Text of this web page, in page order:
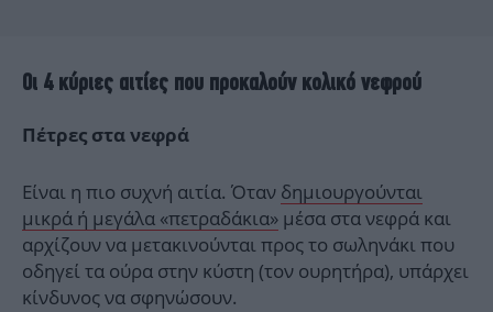
Οι 4 κύριες αιτίες που προκαλούν κολικό νεφρού
Πέτρες στα νεφρά
Είναι η πιο συχνή αιτία. Όταν δημιουργούνται
μικρά ή μεγάλα «πετραδάκια» μέσα στα νεφρά και
αρχίζουν να μετακινούνται προς το σωληνάκι που
οδηγεί τα ούρα στην κύστη (τον ουρητήρα), υπάρχει
κίνδυνος να σφηνώσουν.